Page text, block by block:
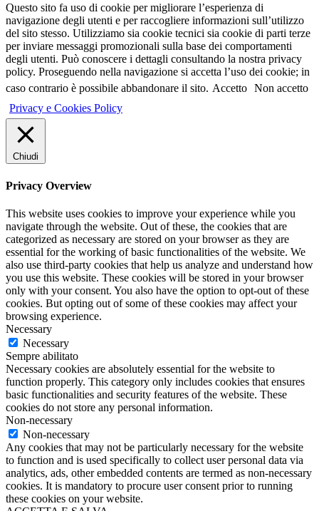
Questo sito fa uso di cookie per migliorare l’esperienza di
navigazione degli utenti e per raccogliere informazioni sull’utilizzo
del sito stesso. Utilizziamo sia cookie tecnici sia cookie di parti terze
per inviare messaggi promozionali sulla base dei comportamenti
degli utenti. Può conoscere i dettagli consultando la nostra privacy
policy. Proseguendo nella navigazione si accetta l’uso dei cookie; in
caso contrario è possibile abbandonare il sito. Accetto Non accetto
Privacy e Cookies Policy
Chiudi
Privacy Overview
This website uses cookies to improve your experience while you
navigate through the website. Out of these, the cookies that are
categorized as necessary are stored on your browser as they are
essential for the working of basic functionalities of the website. We
also use third-party cookies that help us analyze and understand how
you use this website. These cookies will be stored in your browser
only with your consent. You also have the option to opt-out of these
cookies. But opting out of some of these cookies may affect your
browsing experience.
Necessary
Necessary
Sempre abilitato
Necessary cookies are absolutely essential for the website to
function properly. This category only includes cookies that ensures
basic functionalities and security features of the website. These
cookies do not store any personal information.
Non-necessary
Non-necessary
Any cookies that may not be particularly necessary for the website
to function and is used specifically to collect user personal data via
analytics, ads, other embedded contents are termed as non-necessary
cookies. It is mandatory to procure user consent prior to running
these cookies on your website.